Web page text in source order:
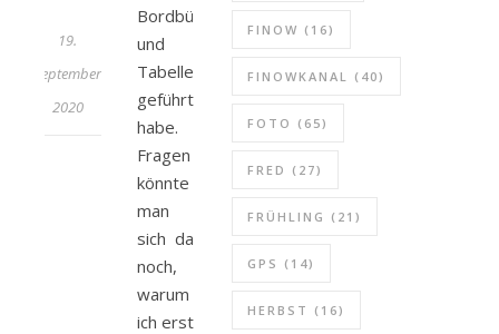
19.
September
2020
Bordbücher
und
Tabellen
geführt
habe.
Fragen
könnte
man
sich da
noch,
warum
ich erst
FINOW (16)
FINOWKANAL (40)
FOTO (65)
FRED (27)
FRÜHLING (21)
GPS (14)
HERBST (16)